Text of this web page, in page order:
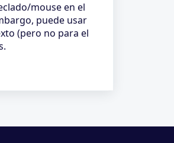
mouse en el
puede usar
(pero no para el